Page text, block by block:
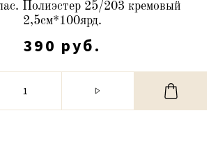
Полиэстер 25/203 кремовый
2,5см*100ярд.
390 руб.